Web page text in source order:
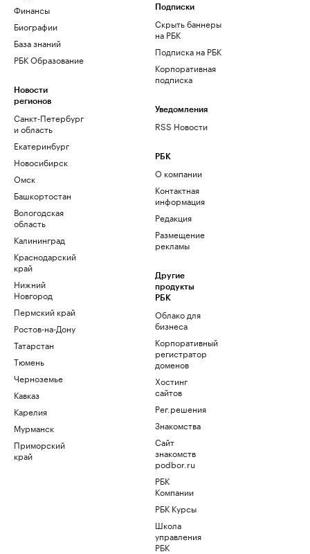
Финансы
Биографии
База знаний
РБК Образование
Новости
регионов
Санкт-Петербург
и область
Екатеринбург
Новосибирск
Омск
Башкортостан
Вологодская
область
Калининград
Краснодарский
край
Нижний
Новгород
Пермский край
Ростов-на-Дону
Татарстан
Тюмень
Черноземье
Кавказ
Карелия
Мурманск
Приморский
край
Подписки
Скрыть баннеры
на РБК
Подписка на РБК
Корпоративная
подписка
Уведомления
RSS Новости
РБК
О компании
Контактная
информация
Редакция
Размещение
рекламы
Другие
продукты
РБК
Облако для
бизнеса
Корпоративный
регистратор
доменов
Хостинг
сайтов
Рег.решения
Знакомства
Сайт
знакомств
podbor.ru
РБК
Компании
РБК Курсы
Школа
управления
РБК